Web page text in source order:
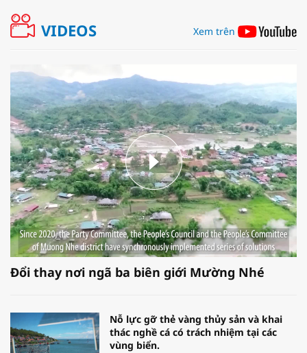
VIDEOS Xem trên
Đổi thay nơi ngã ba biên giới Mường Nhé
Nỗ lực gỡ thẻ vàng thủy sản và khai
thác nghề cá có trách nhiệm tại các
vùng biển.